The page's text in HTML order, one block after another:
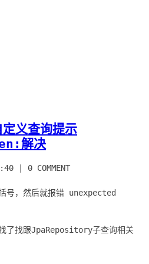
义查询提示
解决
0 COMMENT
号，然后就报错 unexpected
了找跟JpaRepository子查询相关